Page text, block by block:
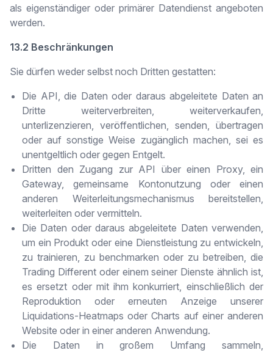
als eigenständiger oder primärer Datendienst angeboten
werden.
13.2 Beschränkungen
Sie dürfen weder selbst noch Dritten gestatten:
Die API, die Daten oder daraus abgeleitete Daten an
Dritte weiterverbreiten, weiterverkaufen,
unterlizenzieren, veröffentlichen, senden, übertragen
oder auf sonstige Weise zugänglich machen, sei es
unentgeltlich oder gegen Entgelt.
Dritten den Zugang zur API über einen Proxy, ein
Gateway, gemeinsame Kontonutzung oder einen
anderen Weiterleitungsmechanismus bereitstellen,
weiterleiten oder vermitteln.
Die Daten oder daraus abgeleitete Daten verwenden,
um ein Produkt oder eine Dienstleistung zu entwickeln,
zu trainieren, zu benchmarken oder zu betreiben, die
Trading Different oder einem seiner Dienste ähnlich ist,
es ersetzt oder mit ihm konkurriert, einschließlich der
Reproduktion oder erneuten Anzeige unserer
Liquidations-Heatmaps oder Charts auf einer anderen
Website oder in einer anderen Anwendung.
Die Daten in großem Umfang sammeln,